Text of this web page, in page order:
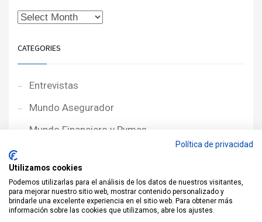
CATEGORIES
Entrevistas
Mundo Asegurador
Mundo Financiero y Pymes
Noticias NewcorRED
Protagonistas
Política de privacidad
Utilizamos cookies
Podemos utilizarlas para el análisis de los datos de nuestros visitantes,
para mejorar nuestro sitio web, mostrar contenido personalizado y
brindarle una excelente experiencia en el sitio web. Para obtener más
información sobre las cookies que utilizamos, abre los ajustes.